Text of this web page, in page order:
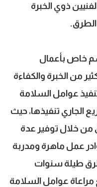
ذوي الخبرة
الطرق.
خاص بأعمال
من الخبرة والكفاءة
عوامل السلامة
الجاري تنفيذها، حيث
من خلال توفير عدة
عمل ماهرة ومدربة
طيلة سنوات
عوامل السلامة